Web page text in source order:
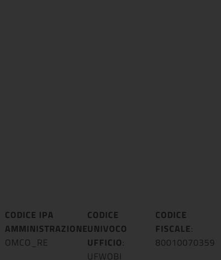
CODICE IPA
AMMINISTRAZIONE:
OMCO_RE
CODICE
UNIVOCO
UFFICIO:
UFWOBI
CODICE
FISCALE:
80010070359